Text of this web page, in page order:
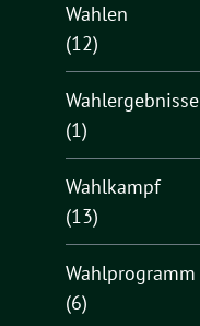
Wahlen
(12)
Wahlergebnisse
(1)
Wahlkampf
(13)
Wahlprogramm
(6)